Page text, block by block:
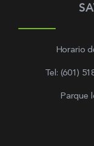
Horario
Tel: (601)
Parque